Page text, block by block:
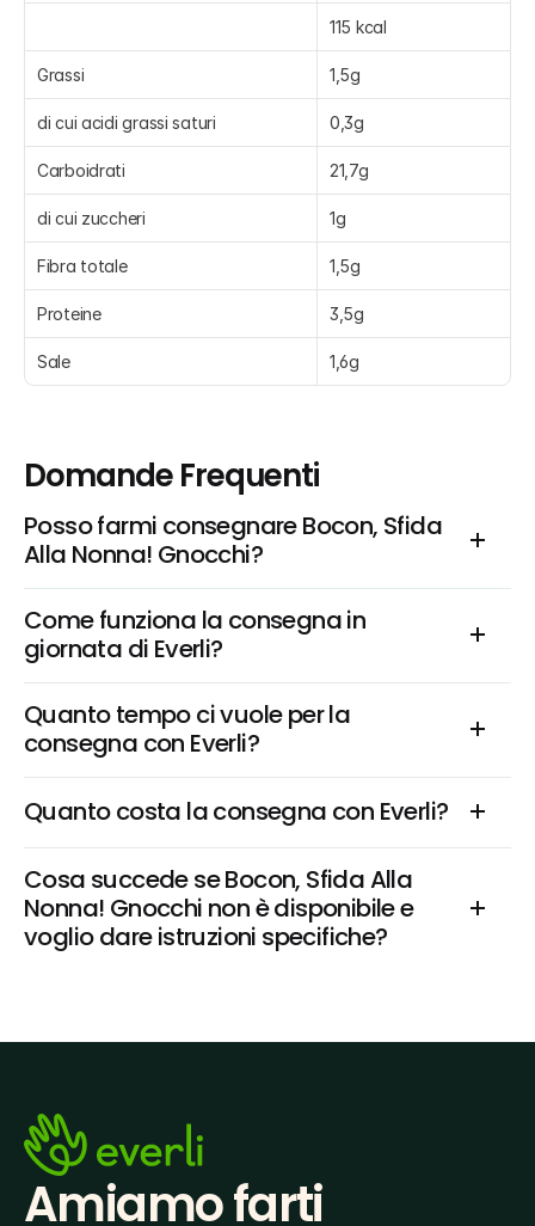
115 kcal
Grassi 1,5g
di cui acidi grassi saturi 0,3g
Carboidrati 21,7g
di cui zuccheri 1g
Fibra totale 1,5g
Proteine 3,5g
Sale 1,6g
Domande Frequenti
Posso farmi consegnare Bocon, Sfida
Alla Nonna! Gnocchi?
Come funziona la consegna in
giornata di Everli?
Quanto tempo ci vuole per la
consegna con Everli?
Quanto costa la consegna con Everli?
Cosa succede se Bocon, Sfida Alla
Nonna! Gnocchi non è disponibile e
voglio dare istruzioni specifiche?
Amiamo farti